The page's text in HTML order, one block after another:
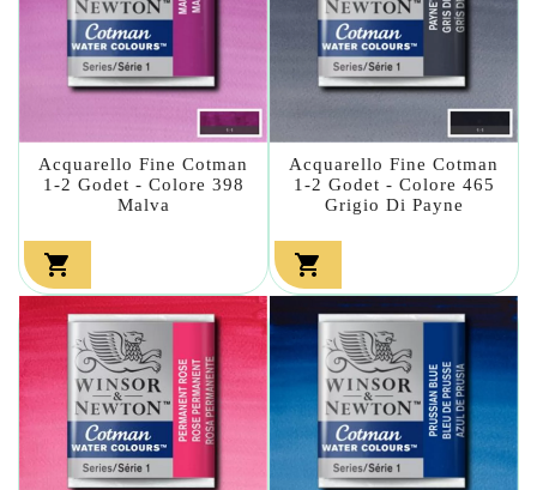
Acquarello Fine Cotman
1-2 Godet - Colore 398
Malva

Acquarello Fine Cotman
1-2 Godet - Colore 465
Grigio Di Payne
